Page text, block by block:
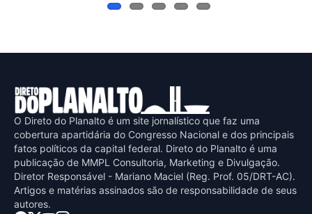
O Direto do Planalto é um site jornalístico que faz uma
cobertura apartidária do Congresso Nacional e dos principais
fatos políticos da capital federal. Direto do Planalto é uma
publicaçāo de MMPL Consultoria, Marketing e Divulgaçāo.
Diretor Responsável - Mariano Maciel (Reg. Prof. 05/DRT-AC).
Artigos e matérias assinados sāo de responsabilidade de seus
autores.